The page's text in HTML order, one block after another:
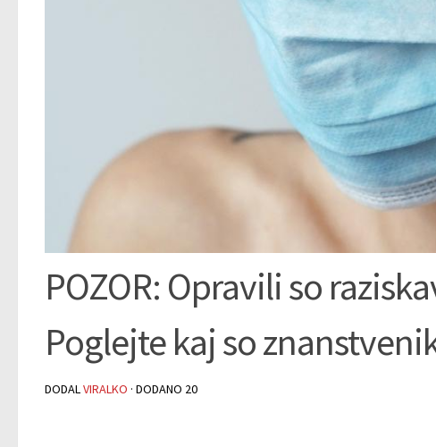
POZOR: Opravili so
Poglejte kaj so
DODALVIRALKO · DODANO 20